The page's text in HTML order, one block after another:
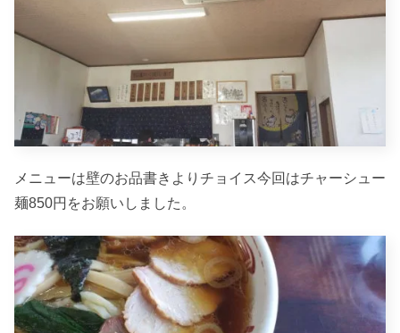
メニューは壁のお品書きよりチョイス今回はチャーシュー
麺850円をお願いしました。